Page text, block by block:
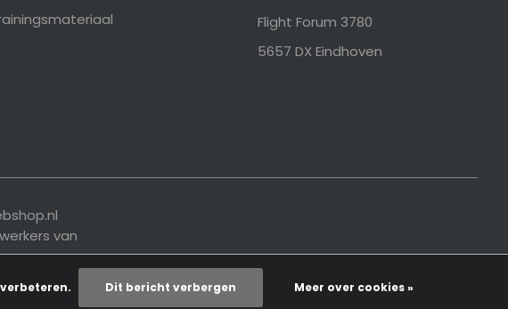
Flight Forum 3780
5657 DX Eindhoven
van
Dit bericht verbergen Meer over cookies »